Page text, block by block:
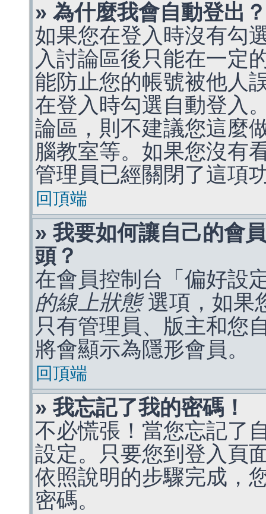
» 為什麼我會自動登出？
如果您在登入時沒有勾
入討論區後只能在一定
能防止您的帳號被他人
在登入時勾選自動登入
論區，則不建議您這麼
腦教室等。如果您沒有
管理員已經關閉了這項
回頂端
» 我要如何讓自己的會
頭？
在會員控制台「偏好設
的線上狀態選項，如果
只有管理員、版主和您
將會顯示為隱形會員。
回頂端
» 我忘記了我的密碼！
不必慌張！當您忘記了
設定。只要您到登入頁
依照說明的步驟完成，
密碼。